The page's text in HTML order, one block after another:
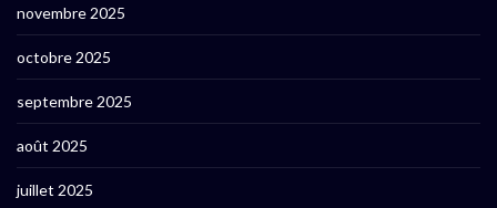
novembre 2025
octobre 2025
septembre 2025
août 2025
juillet 2025